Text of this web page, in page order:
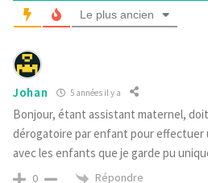
Le plus ancien
Johan 5 années il y a
Bonjour, étant assistant maternel,
dérogatoire par enfant pour effectuer
avec les enfants que je garde pu
0 Répondre